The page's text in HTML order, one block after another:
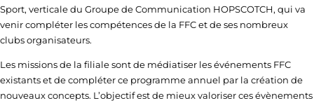
Sport, verticale du Groupe de Communication HOPSCOTCH, qui va
venir compléter les compétences de la FFC et de ses nombreux
clubs organisateurs.
Les missions de la filiale sont de médiatiser les événements FFC
existants et de compléter ce programme annuel par la création de
nouveaux concepts. L’objectif est de mieux valoriser ces évènements